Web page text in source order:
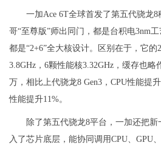
一加Ace 6T全球首发了第五代骁龙
哥“至尊版”师出同门，都是台积电3nm工
都是“2+6”全大核设计。区别在于，它
3.8GHz，6颗性能核3.32GHz，缓存也
万，相比上代骁龙8 Gen3，CPU性能提
性能提升11%。
除了第五代骁龙8平台，一加还把新
入了芯片底层，能协同调用CPU、GPU